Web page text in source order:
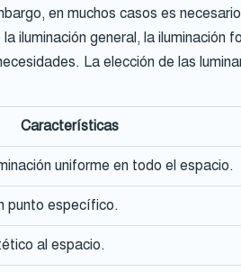
en muchos casos es
iluminación general, la iluminación
La elección de las
Características
uniforme en todo el espacio.
punto específico.
al espacio.